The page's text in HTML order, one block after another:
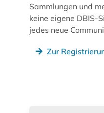
Sammlungen und
keine eigene DBIS-
jedes neue
Zur